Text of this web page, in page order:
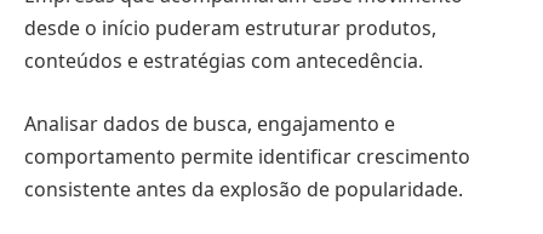
desde o início puderam estruturar produtos,
conteúdos e estratégias com antecedência.
Analisar dados de busca, engajamento e
comportamento permite identificar crescimento
consistente antes da explosão de popularidade.